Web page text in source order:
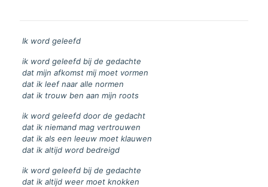
Ik word geleefd
ik word geleefd bij de gedachte
dat mijn afkomst mij moet vormen
dat ik leef naar alle normen
dat ik trouw ben aan mijn roots
ik word geleefd door de gedacht
dat ik niemand mag vertrouwen
dat ik als een leeuw moet klauwen
dat ik altijd word bedreigd
ik word geleefd bij de gedachte
dat ik altijd weer moet knokken